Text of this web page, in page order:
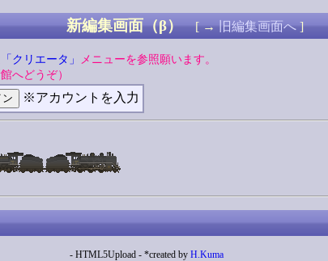
新編集画面（β） [ →旧編集画面へ]
「クリエータ」
メニューを参照願います。
へどうぞ）
※アカウントを入力
- HTML5Upload - *created by H.Kuma